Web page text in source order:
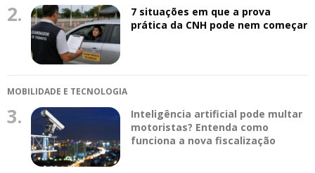
2.
7 situações em que a prova
prática da CNH pode nem começar
MOBILIDADE E TECNOLOGIA
3.
Inteligência artificial pode multar
motoristas? Entenda como
funciona a nova fiscalização